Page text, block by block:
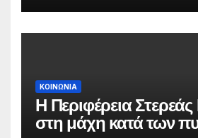
ΚΟΙΝΩΝΙΑ
Η Περιφέρεια
στη μάχη κατά των